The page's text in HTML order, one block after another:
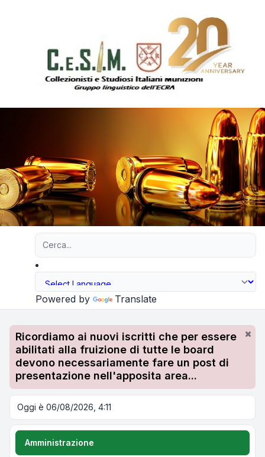
Powered by Translate
Ricordiamo ai nuovi iscritti che per essere
abilitati alla fruizione di tutte le board
devono necessariamente fare un post di
presentazione nell'apposita area...
Oggi è 06/08/2026, 4:11
Amministrazione